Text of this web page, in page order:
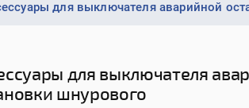
для выключателя аварийной
для выключателя
шнурового